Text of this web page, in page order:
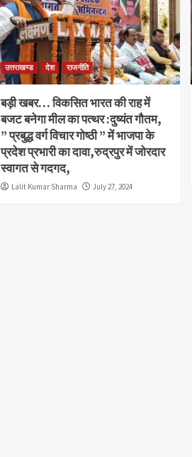
उत्तराखण्ड देश राजनीति
बड़ी खबर… विकसित भारत की राह में
बजट बनेगा मील का पत्थर :दुष्यंत गौतम,
” प्रबुद्ध वर्ग विचार गोष्ठी ” में भाजपा के
प्रदेश प्रभारी का दावा,रुद्रपुर में जोरदार
स्वागत से गदगद,
Lalit Kumar Sharma July 27, 2024